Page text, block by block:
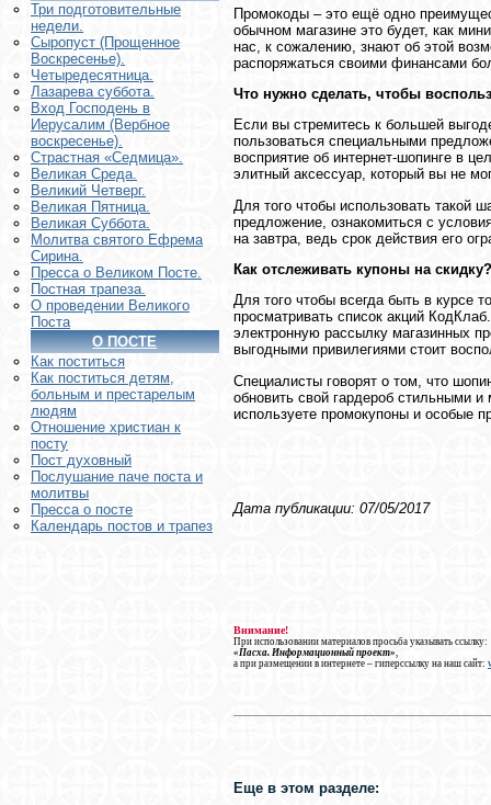
Три подготовительные
недели.
Сыропуст (Прощенное
Воскресенье).
Четыредесятница.
Лазарева суббота.
Вход Господень в
Иерусалим (Вербное
воскресенье).
Страстная «Седмица».
Великая Среда.
Великий Четверг.
Великая Пятница.
Великая Суббота.
Молитва святого Ефрема
Сирина.
Пресса о Великом Посте.
Постная трапеза.
О проведении Великого
Поста
О ПОСТЕ
Как поститься
Как поститься детям,
больным и престарелым
людям
Отношение христиан к
посту
Пост духовный
Послушание паче поста и
молитвы
Пресса о посте
Календарь постов и трапез
Промокоды – это ещё одно
обычном магазине это будет, как
нас, к сожалению, знают об этой
распоряжаться своими финансами
Что нужно сделать, чтобы
Если вы стремитесь к большей
пользоваться специальными
восприятие об интернет-шопинге в
элитный аксессуар, который вы не
Для того чтобы использовать такой
предложение, ознакомиться с
на завтра, ведь срок действия его
Как отслеживать купоны на скидку?
Для того чтобы всегда быть в курсе
просматривать список акций
электронную рассылку магазинных
выгодными привилегиями стоит
Специалисты говорят о том, что
обновить свой гардероб стильными
используете промокупоны и особые
Дата публикации: 07/05/2017
Внимание!
При использовании материалов просьба указывать ссылку:
«Пасха. Информационный проект»,
а при размещении в интернете – гиперссылку на наш сайт:
Еще в этом разделе: